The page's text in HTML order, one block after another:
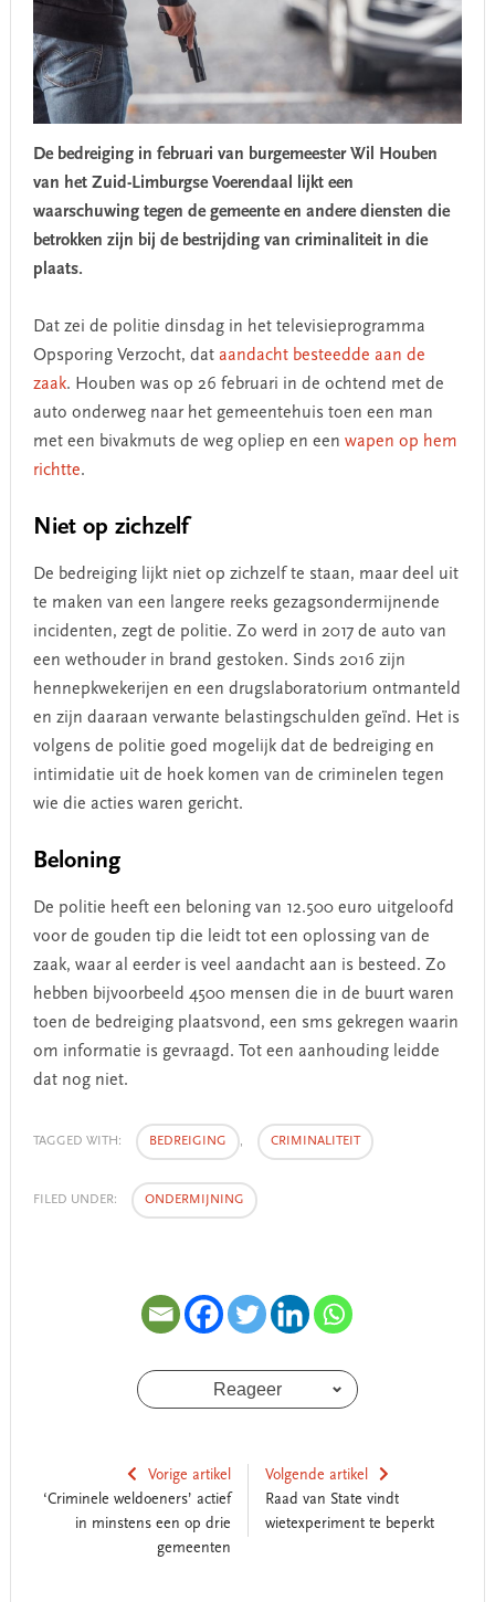
De bedreiging in februari van burgemeester Wil Houben
van het Zuid-Limburgse Voerendaal lijkt een
waarschuwing tegen de gemeente en andere diensten die
betrokken zijn bij de bestrijding van criminaliteit in die
plaats.
Dat zei de politie dinsdag in het televisieprogramma
Opsporing Verzocht, dat aandacht besteedde aan de
zaak. Houben was op 26 februari in de ochtend met de
auto onderweg naar het gemeentehuis toen een man
met een bivakmuts de weg opliep en een wapen op hem
richtte.
Niet op zichzelf
De bedreiging lijkt niet op zichzelf te staan, maar deel uit
te maken van een langere reeks gezagsondermijnende
incidenten, zegt de politie. Zo werd in 2017 de auto van
een wethouder in brand gestoken. Sinds 2016 zijn
hennepkwekerijen en een drugslaboratorium ontmanteld
en zijn daaraan verwante belastingschulden geïnd. Het is
volgens de politie goed mogelijk dat de bedreiging en
intimidatie uit de hoek komen van de criminelen tegen
wie die acties waren gericht.
Beloning
De politie heeft een beloning van 12.500 euro uitgeloofd
voor de gouden tip die leidt tot een oplossing van de
zaak, waar al eerder is veel aandacht aan is besteed. Zo
hebben bijvoorbeeld 4500 mensen die in de buurt waren
toen de bedreiging plaatsvond, een sms gekregen waarin
om informatie is gevraagd. Tot een aanhouding leidde
dat nog niet.
TAGGED WITH: BEDREIGING , CRIMINALITEIT
FILED UNDER: ONDERMIJNING
Reageer
Vorige artikel
‘Criminele weldoeners’ actief
in minstens een op drie
gemeenten
Volgende artikel
Raad van State vindt
wietexperiment te beperkt